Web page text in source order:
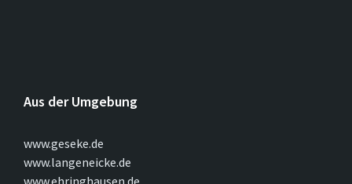
Aus der Umgebung
www.geseke.de
www.langeneicke.de
www.ehringhausen.de